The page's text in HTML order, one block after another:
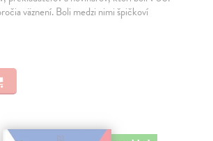
väznení. Boli medzi nimi špičkoví